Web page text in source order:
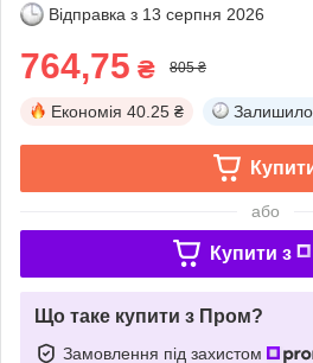
Відправка з 13 серпня 2026
764,75 ₴ 805 ₴
Економія 40.25 ₴
або
Купити з
Що таке купити з Пром?
Замовлення під захистом